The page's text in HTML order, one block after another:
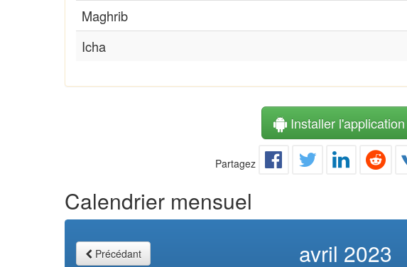
Maghrib
Icha
Installer l'application
Partagez
Calendrier mensuel
Précédant avril 2023